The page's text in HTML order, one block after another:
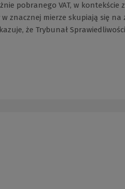
pobranego VAT, w kontekście
znacznej mierze skupiają się
że Trybunał